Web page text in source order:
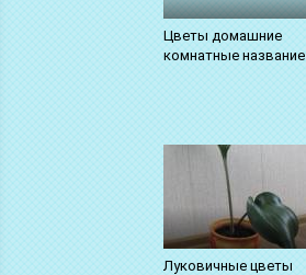
Цветы домашние
комнатные название
Луковичные цветы